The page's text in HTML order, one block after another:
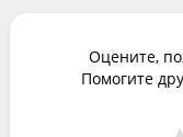
Оцените,
Помогите